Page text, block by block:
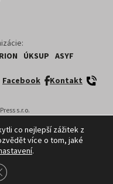
ÚKSUP ASYF
Facebook Kontakt
s.r.o.
co nejlepší zážitek z
více o tom, jaké
.
GDPR Cookie Banner